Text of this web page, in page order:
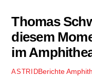
Thomas
diesem
im
ASTRIDBerichte